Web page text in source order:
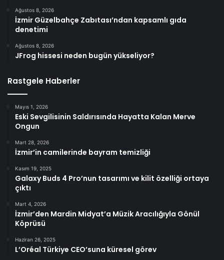
Ağustos 8, 2026
İzmir Güzelbahçe Zabıtası’ndan kapsamlı gıda
denetimi
Ağustos 8, 2026
JFrog hissesi neden bugün yükseliyor?
Rastgele Haberler
Mayıs 1, 2026
Eski Sevgilisinin Saldırısında Hayatta Kalan Merve
Ongun
Mart 28, 2026
İzmir’in camilerinde bayram temizliği
Kasım 19, 2025
Galaxy Buds 4 Pro’nun tasarımı ve kilit özelliği ortaya
çıktı
Mart 4, 2026
İzmir’den Mardin Midyat’a Müzik Aracılığıyla Gönül
Köprüsü
Haziran 26, 2025
L’Oréal Türkiye CEO’suna küresel görev